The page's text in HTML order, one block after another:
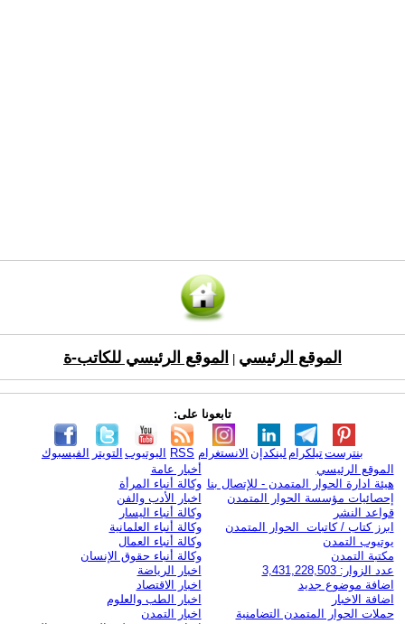
الموقع الرئيسي الموقع الرئيسي للكاتب-ة
تابعونا على:
الفيسبوك التويتر اليوتيوب RSS الانستغرام لينكدإن تيلكرامبنترست
الموقع الرئيسي
هيئة ادارة الحوار المتمدن - للإتصال بنا
إحصائيات مؤسسة الحوار المتمدن
قواعد النشر
ابرز كتاب / كاتبات الحوار المتمدن
يوتيوب التمدن
مكتبة التمدن
عدد الزوار: 3,431,228,503
اضافة موضوع جديد
اضافة الاخبار
حملات الحوار المتمدن التضامنية
أخبار عامة
وكالة أنباء المرأة
اخبار الأدب والفن
وكالة أنباء اليسار
وكالة أنباء العلمانية
وكالة أنباء العمال
وكالة أنباء حقوق الإنسان
اخبار الرياضة
اخبار الاقتصاد
اخبار الطب والعلوم
اخبار التمدن